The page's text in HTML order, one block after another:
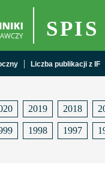
Liczba publikacji z IF
2019 2018
1998 1997